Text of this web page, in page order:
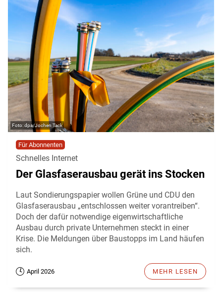
dpa/Jochen Tack
Für Abonnenten
Schnelles Internet
Der Glasfaserausbau gerät ins Stocken
Laut Sondierungspapier wollen Grüne und CDU den
Glasfaserausbau „entschlossen weiter vorantreiben“.
Doch der dafür notwendige eigenwirtschaftliche
Ausbau durch private Unternehmen steckt in einer
Krise. Die Meldungen über Baustopps im Land häufen
sich.
April 2026 MEHR LESEN